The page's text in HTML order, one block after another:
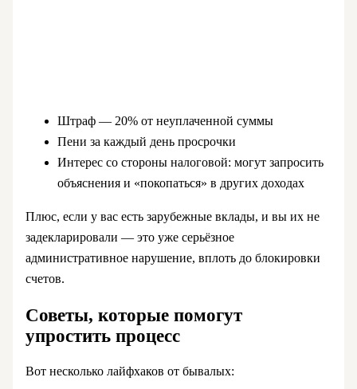
Штраф — 20% от неуплаченной суммы
Пени за каждый день просрочки
Интерес со стороны налоговой: могут запросить
объяснения и «покопаться» в других доходах
Плюс, если у вас есть зарубежные вклады, и вы их не
задекларировали — это уже серьёзное
административное нарушение, вплоть до блокировки
счетов.
Советы, которые помогут
упростить процесс
Вот несколько лайфхаков от бывалых: